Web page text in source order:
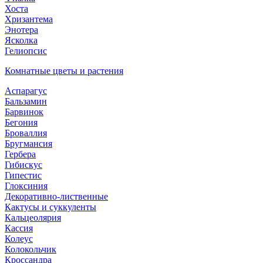
Хоста
Хризантема
Энотера
Ясколка
Гелиопсис
Комнатные цветы и растения
Аспарагус
Бальзамин
Барвинок
Бегония
Броваллия
Бругмансия
Гербера
Гибискус
Гипестис
Глоксиния
Декоративно-лиственные
Кактусы и суккуленты
Кальцеолярия
Кассия
Колеус
Колокольчик
Кроссандра